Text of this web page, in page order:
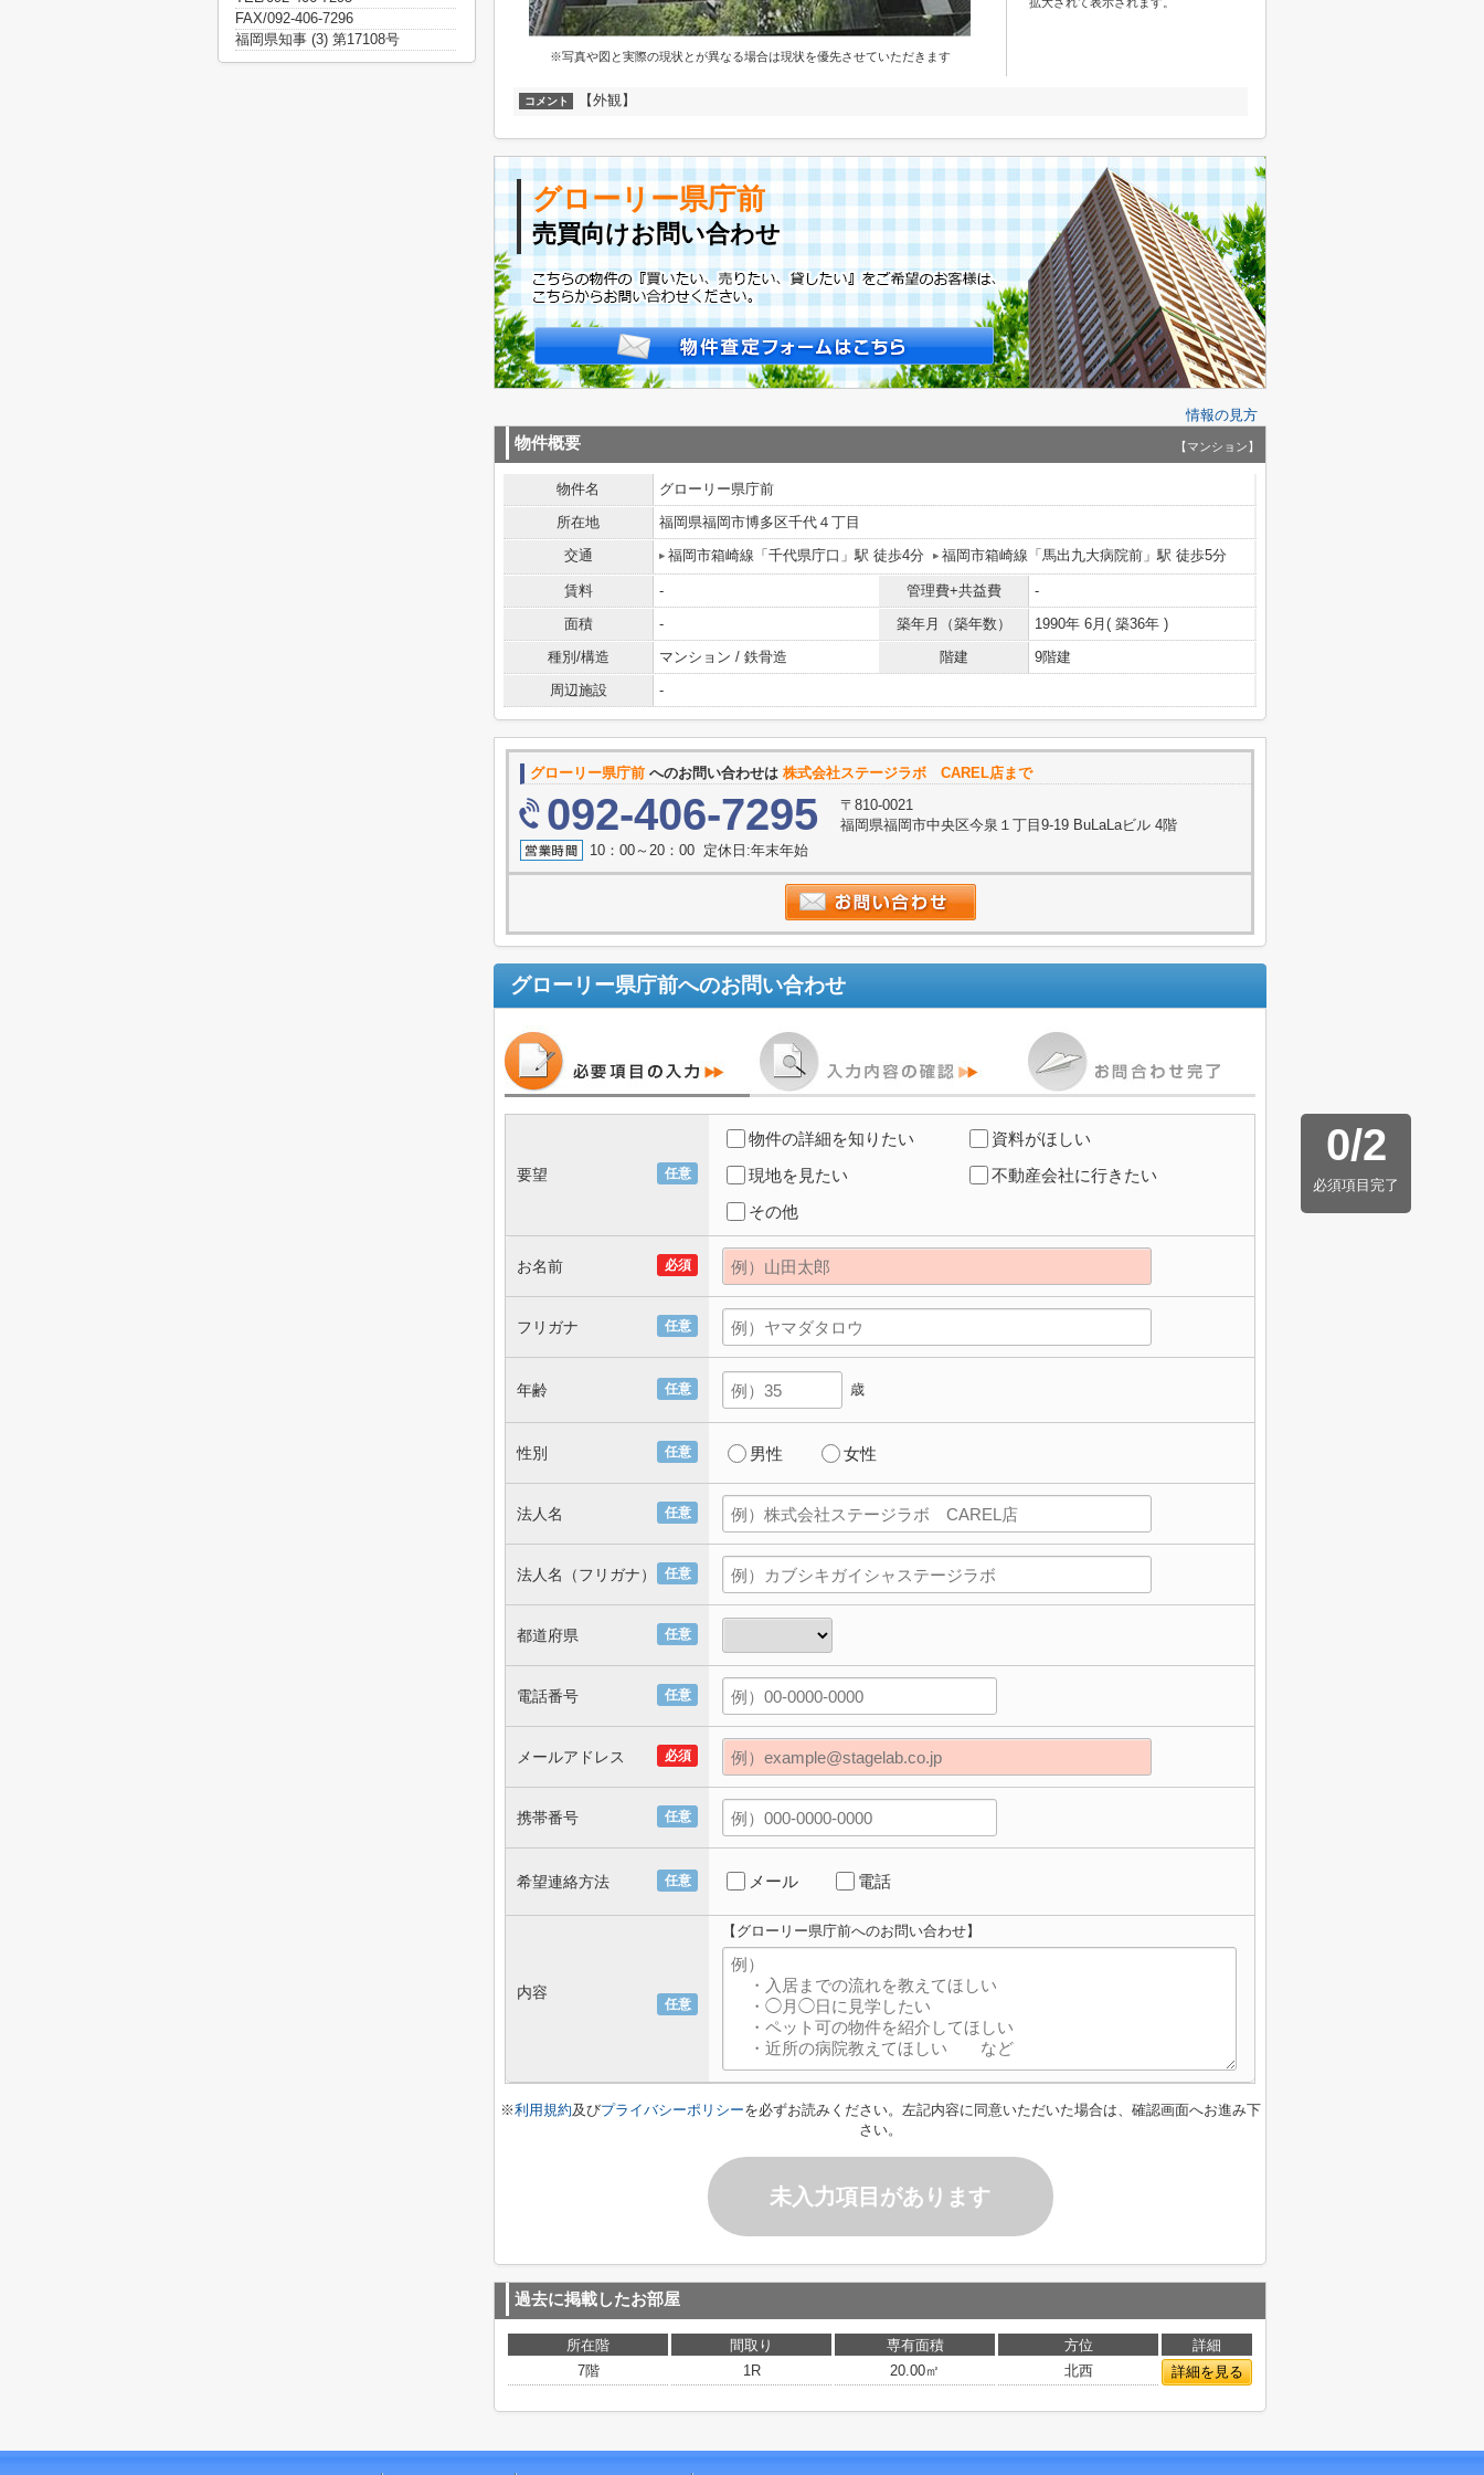
※写真や図と実際の現状とが異なる場合は現状を優先させていただきます
コメント 【外観】
グローリー県庁前
売買向けお問い合わせ
情報の見方
物件概要 【マンション】
物件名
グローリー県庁前
所在地
福岡県福岡市博多区千代４丁目
交通
福岡市箱崎線「千代県庁口」駅 徒歩4分 福岡市箱崎線「馬出九大病院前」駅 徒歩5分
賃料 - 管理費+共益費
-
面積
- 築年月（築年数）
1990年 6月( 築36年 )
種別/構造
マンション / 鉄骨造 階建
9階建
周辺施設
-
グローリー県庁前 へのお問い合わせは 株式会社ステージラボ CAREL店まで
092-406-7295
〒810-0021
福岡県福岡市中央区今泉１丁目9-19 BuLaLaビル 4階
10：00～20：00 定休日:年末年始
グローリー県庁前へのお問い合わせ
0/2
必須項目完了
任意
要望
物件の詳細を知りたい
資料がほしい
現地を見たい
不動産会社に行きたい
その他
必須
お名前
任意
フリガナ
任意
年齢 歳
任意
性別 男性 女性
任意
法人名
任意
法人名（フリガナ）
任意
都道府県
任意
電話番号
必須
メールアドレス
任意
携帯番号
任意
希望連絡方法 メール 電話
任意
内容
【グローリー県庁前へのお問い合わせ】
※利用規約及びプライバシーポリシーを必ずお読みください。左記内容に同意いただいた場合は、確認画面へお進み下
さい。
未入力項目があります
過去に掲載したお部屋
所在階 間取り 専有面積 方位
詳細
7階
1R 20.00㎡ 北西 詳細を見る
FAX/092-406-7296
福岡県知事 (3) 第17108号